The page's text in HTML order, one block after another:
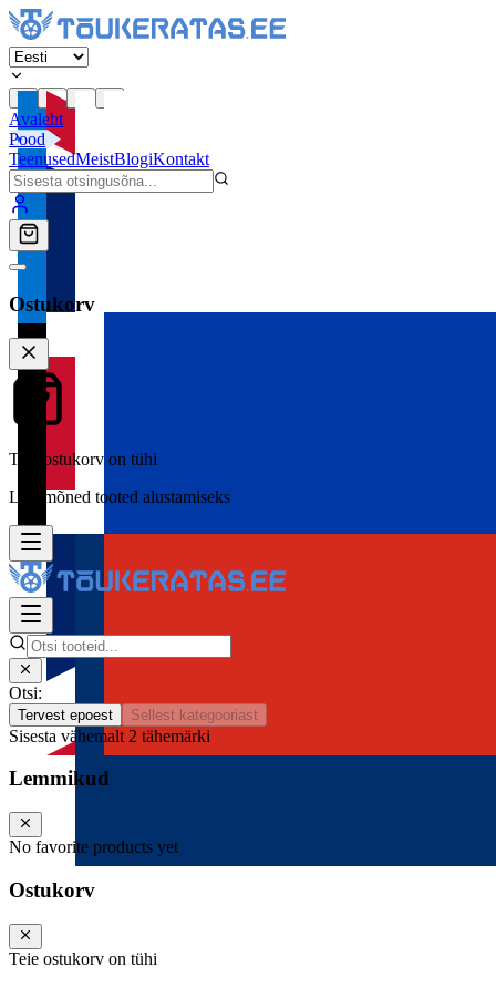
Avaleht
Pood
TeenusedMeistBlogiKontakt
Ostukorv
Teie ostukorv on tühi
Lisa mõned tooted alustamiseks
Otsi:
Tervest epoest Sellest kategooriast
Sisesta vähemalt 2 tähemärki
Lemmikud
No favorite products yet
Ostukorv
Teie ostukorv on tühi